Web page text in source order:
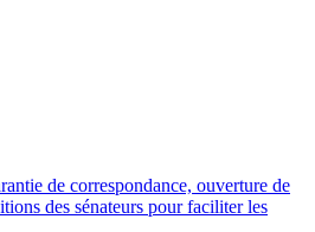
de correspondance, ouverture de
des sénateurs pour faciliter les